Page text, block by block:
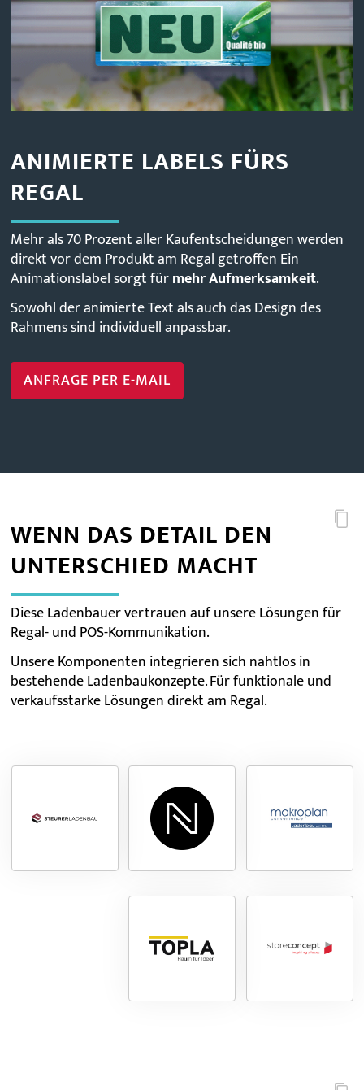
ANIMIERTE LABELS FÜRS
REGAL
Mehr als 70 Prozent aller Kaufentscheidungen werden
direkt vor dem Produkt am Regal getroffen Ein
Animationslabel sorgt fürmehr Aufmerksamkeit.
Sowohl der animierte Text als auch das Design des
Rahmens sind individuell anpassbar.
ANFRAGE PER E-MAIL
WENN DAS DETAIL DEN
UNTERSCHIED MACHT
Diese Ladenbauer vertrauen auf unsere Lösungen für
Regal- und POS-Kommunikation.
Unsere Komponenten integrieren sich nahtlos in
bestehende Ladenbaukonzepte. Für funktionale und
verkaufsstarke Lösungen direkt am Regal.